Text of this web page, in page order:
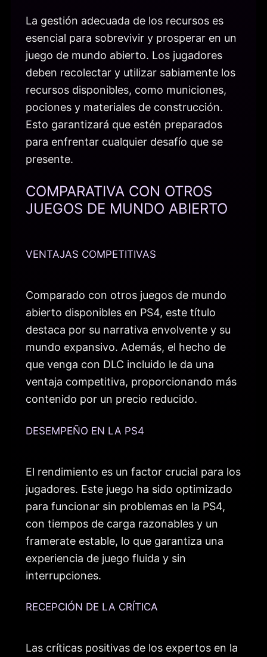
La gestión adecuada de los recursos es
esencial para sobrevivir y prosperar en un
juego de mundo abierto. Los jugadores
deben recolectar y utilizar sabiamente los
recursos disponibles, como municiones,
pociones y materiales de construcción.
Esto garantizará que estén preparados
para enfrentar cualquier desafío que se
presente.
COMPARATIVA CON OTROS
JUEGOS DE MUNDO ABIERTO
VENTAJAS COMPETITIVAS
Comparado con otros juegos de mundo
abierto disponibles en PS4, este título
destaca por su narrativa envolvente y su
mundo expansivo. Además, el hecho de
que venga con DLC incluido le da una
ventaja competitiva, proporcionando más
contenido por un precio reducido.
DESEMPEÑO EN LA PS4
El rendimiento es un factor crucial para los
jugadores. Este juego ha sido optimizado
para funcionar sin problemas en la PS4,
con tiempos de carga razonables y un
framerate estable, lo que garantiza una
experiencia de juego fluida y sin
interrupciones.
RECEPCIÓN DE LA CRÍTICA
Las críticas positivas de los expertos en la